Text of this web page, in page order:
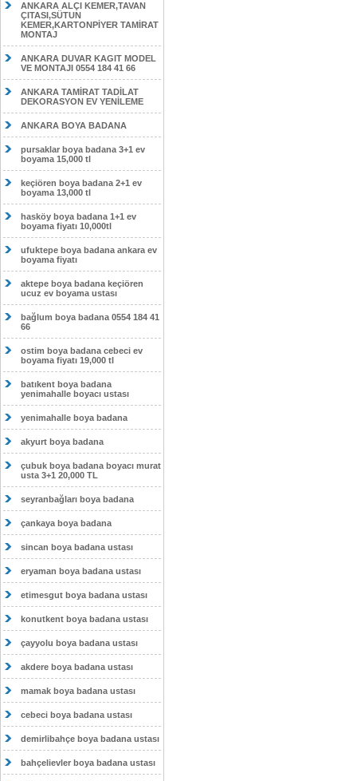
ANKARA ALÇI KEMER,TAVAN
ÇITASI,SÜTUN
KEMER,KARTONPİYER TAMİRAT
MONTAJ
ANKARA DUVAR KAGIT MODEL
VE MONTAJI 0554 184 41 66
ANKARA TAMİRAT TADİLAT
DEKORASYON EV YENİLEME
ANKARA BOYA BADANA
pursaklar boya badana 3+1 ev
boyama 15,000 tl
keçiören boya badana 2+1 ev
boyama 13,000 tl
hasköy boya badana 1+1 ev
boyama fiyatı 10,000tl
ufuktepe boya badana ankara ev
boyama fiyatı
aktepe boya badana keçiören
ucuz ev boyama ustası
bağlum boya badana 0554 184 41
66
ostim boya badana cebeci ev
boyama fiyatı 19,000 tl
batıkent boya badana
yenimahalle boyacı ustası
yenimahalle boya badana
akyurt boya badana
çubuk boya badana boyacı murat
usta 3+1 20,000 TL
seyranbağları boya badana
çankaya boya badana
sincan boya badana ustası
eryaman boya badana ustası
etimesgut boya badana ustası
konutkent boya badana ustası
çayyolu boya badana ustası
akdere boya badana ustası
mamak boya badana ustası
cebeci boya badana ustası
demirlibahçe boya badana ustası
bahçelievler boya badana ustası